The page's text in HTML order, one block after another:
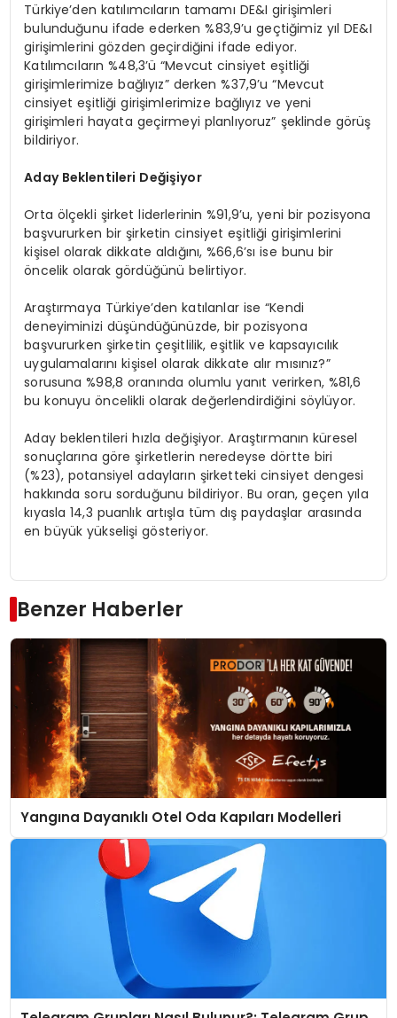
Türkiye’den katılımcıların tamamı DE&I girişimleri
bulunduğunu ifade ederken %83,9’u geçtiğimiz yıl DE&I
girişimlerini gözden geçirdiğini ifade ediyor.
Katılımcıların %48,3’ü “Mevcut cinsiyet eşitliği
girişimlerimize bağlıyız” derken %37,9’u “Mevcut
cinsiyet eşitliği girişimlerimize bağlıyız ve yeni
girişimleri hayata geçirmeyi planlıyoruz” şeklinde görüş
bildiriyor.
Aday Beklentileri Değişiyor
Orta ölçekli şirket liderlerinin %91,9’u, yeni bir pozisyona
başvururken bir şirketin cinsiyet eşitliği girişimlerini
kişisel olarak dikkate aldığını, %66,6’sı ise bunu bir
öncelik olarak gördüğünü belirtiyor.
Araştırmaya Türkiye’den katılanlar ise “Kendi
deneyiminizi düşündüğünüzde, bir pozisyona
başvururken şirketin çeşitlilik, eşitlik ve kapsayıcılık
uygulamalarını kişisel olarak dikkate alır mısınız?”
sorusuna %98,8 oranında olumlu yanıt verirken, %81,6
bu konuyu öncelikli olarak değerlendirdiğini söylüyor.
Aday beklentileri hızla değişiyor. Araştırmanın küresel
sonuçlarına göre şirketlerin neredeyse dörtte biri
(%23), potansiyel adayların şirketteki cinsiyet dengesi
hakkında soru sorduğunu bildiriyor. Bu oran, geçen yıla
kıyasla 14,3 puanlık artışla tüm dış paydaşlar arasında
en büyük yükselişi gösteriyor.
Benzer Haberler
Yangına Dayanıklı Otel Oda Kapıları Modelleri